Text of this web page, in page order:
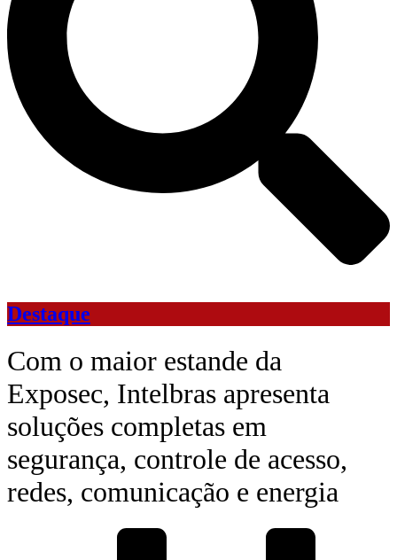
Destaque
Com o maior estande da
Exposec, Intelbras apresenta
soluções completas em
segurança, controle de acesso,
redes, comunicação e energia